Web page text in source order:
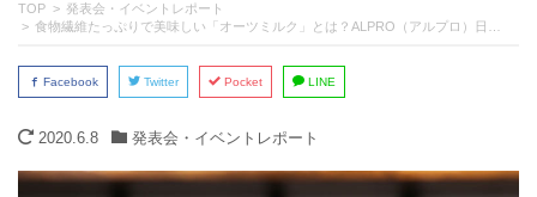
TOP
発表会・イベントレポート
食物繊維たっぷりで美味しい「オーツミルク」とは？ALPRO（アルプロ）日本上陸
Facebook Twitter Pocket LINE
2020.6.8 発表会・イベントレポート